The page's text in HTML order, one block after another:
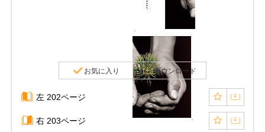
お気に入り ダウンロード
左 202ページ
右 203ページ